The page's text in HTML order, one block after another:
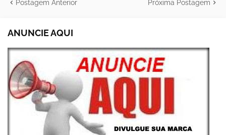
Postagem Anterior Próxima Postagem
ANUNCIE AQUI